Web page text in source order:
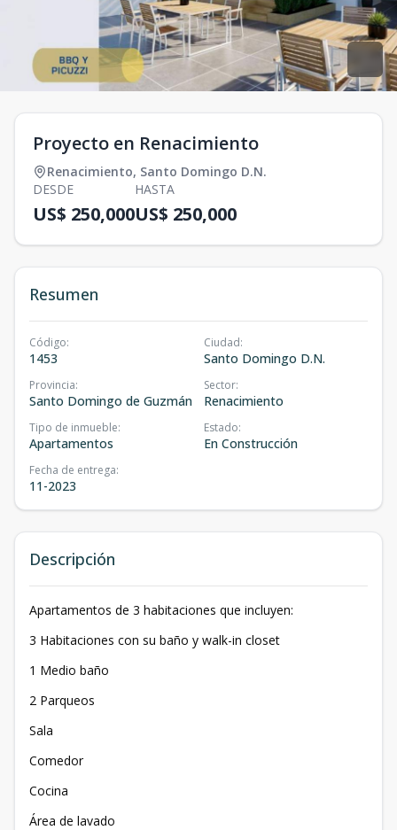
Proyecto en Renacimiento
Renacimiento, Santo Domingo D.N.
DESDE
US$ 250,000
HASTA
US$ 250,000
Resumen
Código:
1453
Ciudad:
Santo Domingo D.N.
Provincia:
Santo Domingo de Guzmán
Sector:
Renacimiento
Tipo de inmueble:
Apartamentos
Estado:
En Construcción
Fecha de entrega:
11-2023
Descripción
Apartamentos de 3 habitaciones que incluyen:
3 Habitaciones con su baño y walk-in closet
1 Medio baño
2 Parqueos
Sala
Comedor
Cocina
Área de lavado